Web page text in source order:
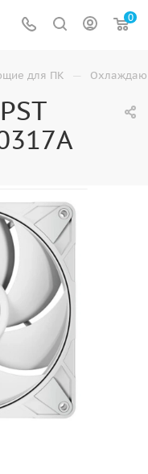
0
для ПК —